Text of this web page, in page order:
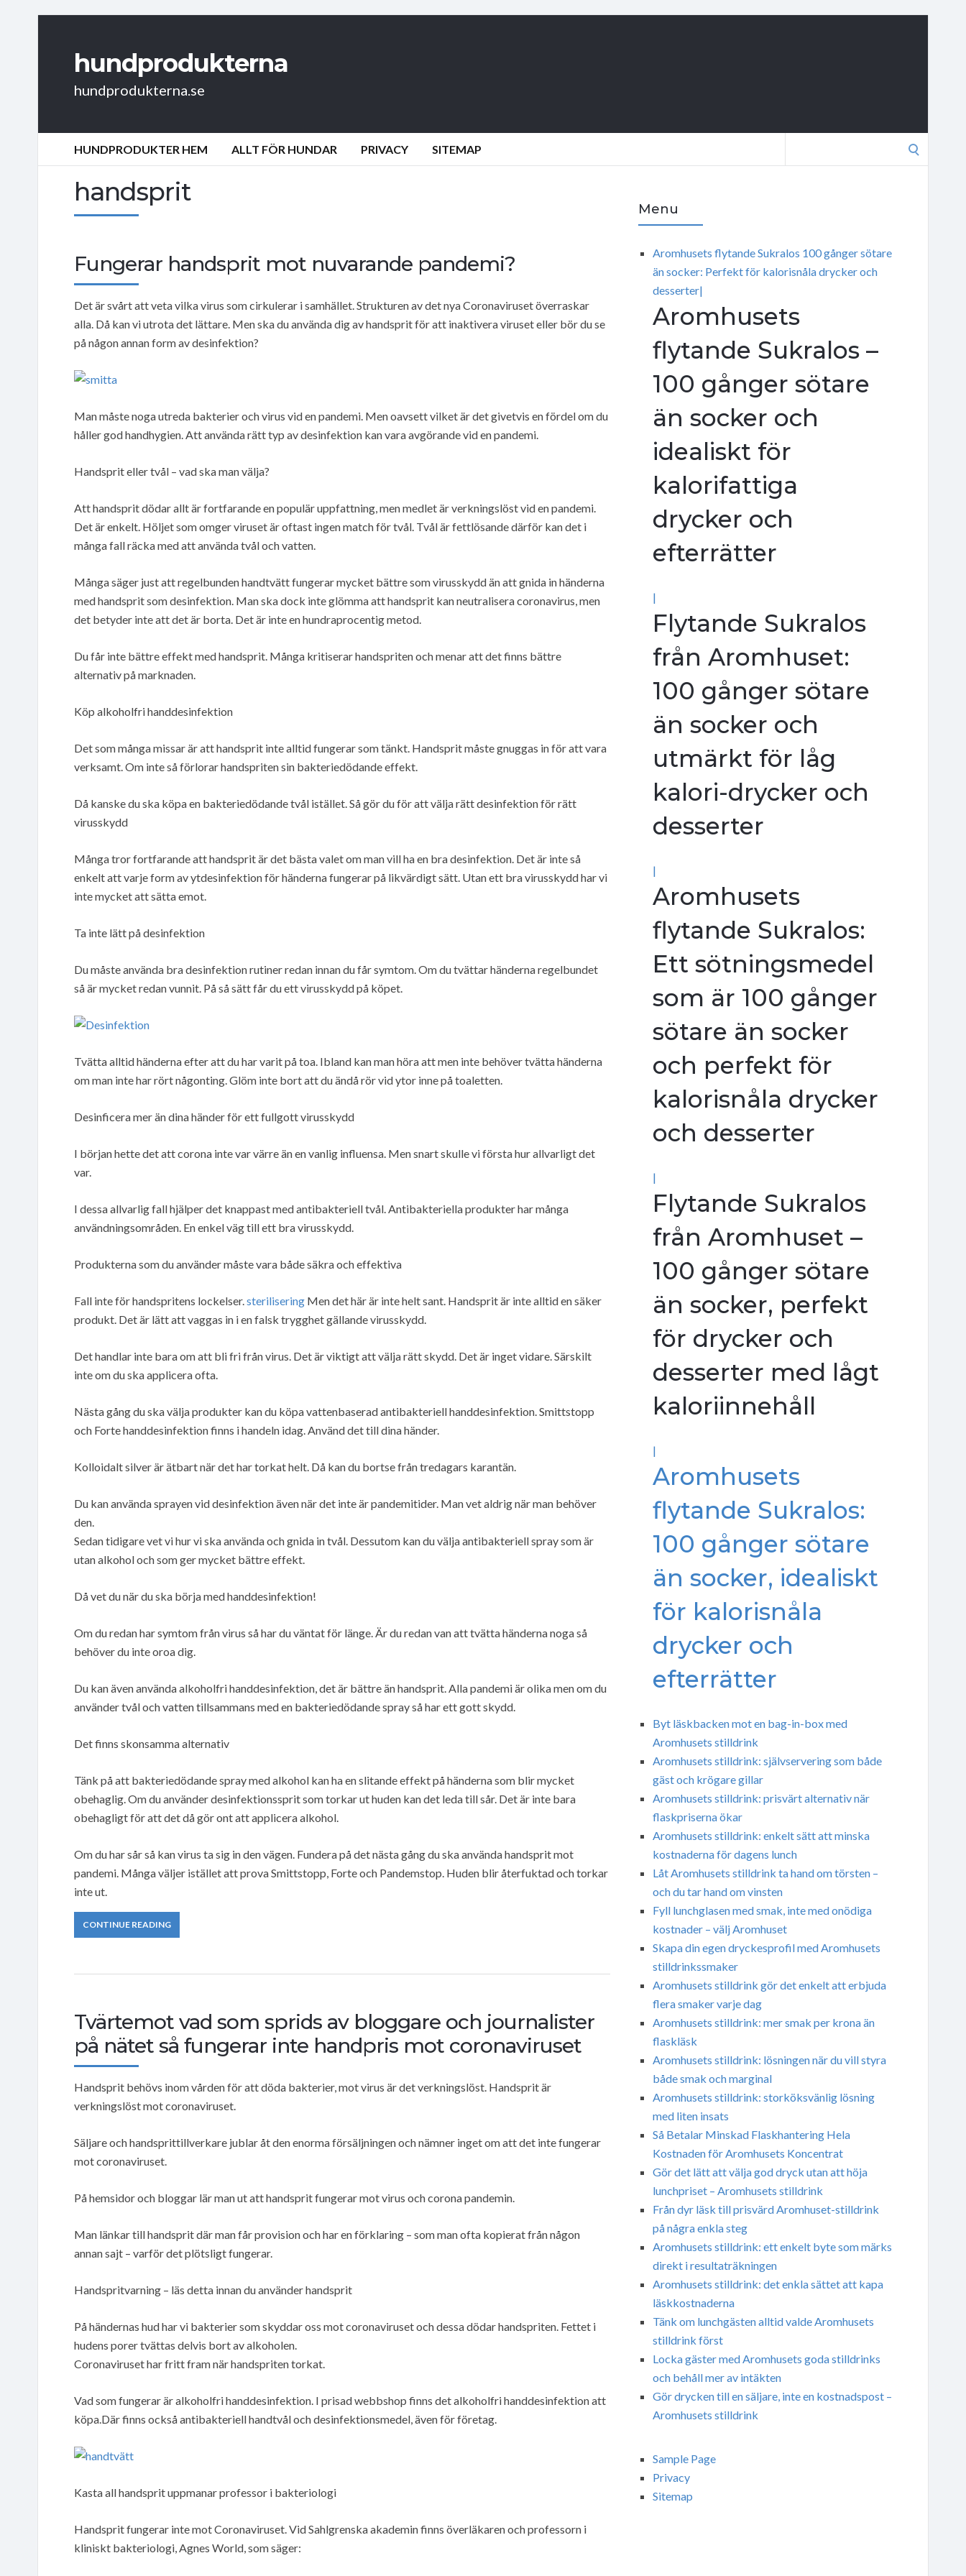
hundprodukterna
hundprodukterna.se
HUNDPRODUKTER HEM ALLT FÖR HUNDAR PRIVACY SITEMAP
handsprit
Fungerar handsprit mot nuvarande pandemi?
Det är svårt att veta vilka virus som cirkulerar i samhället. Strukturen av det nya Coronaviruset överraskar
alla. Då kan vi utrota det lättare. Men ska du använda dig av handsprit för att inaktivera viruset eller bör du se
på någon annan form av desinfektion?
Man måste noga utreda bakterier och virus vid en pandemi. Men oavsett vilket är det givetvis en fördel om du
håller god handhygien. Att använda rätt typ av desinfektion kan vara avgörande vid en pandemi.
Handsprit eller tvål – vad ska man välja?
Att handsprit dödar allt är fortfarande en populär uppfattning, men medlet är verkningslöst vid en pandemi.
Det är enkelt. Höljet som omger viruset är oftast ingen match för tvål. Tvål är fettlösande därför kan det i
många fall räcka med att använda tvål och vatten.
Många säger just att regelbunden handtvätt fungerar mycket bättre som virusskydd än att gnida in händerna
med handsprit som desinfektion. Man ska dock inte glömma att handsprit kan neutralisera coronavirus, men
det betyder inte att det är borta. Det är inte en hundraprocentig metod.
Du får inte bättre effekt med handsprit. Många kritiserar handspriten och menar att det finns bättre
alternativ på marknaden.
Köp alkoholfri handdesinfektion
Det som många missar är att handsprit inte alltid fungerar som tänkt. Handsprit måste gnuggas in för att vara
verksamt. Om inte så förlorar handspriten sin bakteriedödande effekt.
Då kanske du ska köpa en bakteriedödande tvål istället. Så gör du för att välja rätt desinfektion för rätt
virusskydd
Många tror fortfarande att handsprit är det bästa valet om man vill ha en bra desinfektion. Det är inte så
enkelt att varje form av ytdesinfektion för händerna fungerar på likvärdigt sätt. Utan ett bra virusskydd har vi
inte mycket att sätta emot.
Ta inte lätt på desinfektion
Du måste använda bra desinfektion rutiner redan innan du får symtom. Om du tvättar händerna regelbundet
så är mycket redan vunnit. På så sätt får du ett virusskydd på köpet.
Tvätta alltid händerna efter att du har varit på toa. Ibland kan man höra att men inte behöver tvätta händerna
om man inte har rört någonting. Glöm inte bort att du ändå rör vid ytor inne på toaletten.
Desinficera mer än dina händer för ett fullgott virusskydd
I början hette det att corona inte var värre än en vanlig influensa. Men snart skulle vi första hur allvarligt det
var.
I dessa allvarlig fall hjälper det knappast med antibakteriell tvål. Antibakteriella produkter har många
användningsområden. En enkel väg till ett bra virusskydd.
Produkterna som du använder måste vara både säkra och effektiva
Fall inte för handspritens lockelser.sterilisering Men det här är inte helt sant. Handsprit är inte alltid en säker
produkt. Det är lätt att vaggas in i en falsk trygghet gällande virusskydd.
Det handlar inte bara om att bli fri från virus. Det är viktigt att välja rätt skydd. Det är inget vidare. Särskilt
inte om du ska applicera ofta.
Nästa gång du ska välja produkter kan du köpa vattenbaserad antibakteriell handdesinfektion. Smittstopp
och Forte handdesinfektion finns i handeln idag. Använd det till dina händer.
Kolloidalt silver är ätbart när det har torkat helt. Då kan du bortse från tredagars karantän.
Du kan använda sprayen vid desinfektion även när det inte är pandemitider. Man vet aldrig när man behöver
den.
Sedan tidigare vet vi hur vi ska använda och gnida in tvål. Dessutom kan du välja antibakteriell spray som är
utan alkohol och som ger mycket bättre effekt.
Då vet du när du ska börja med handdesinfektion!
Om du redan har symtom från virus så har du väntat för länge. Är du redan van att tvätta händerna noga så
behöver du inte oroa dig.
Du kan även använda alkoholfri handdesinfektion, det är bättre än handsprit. Alla pandemi är olika men om du
använder tvål och vatten tillsammans med en bakteriedödande spray så har ett gott skydd.
Det finns skonsamma alternativ
Tänk på att bakteriedödande spray med alkohol kan ha en slitande effekt på händerna som blir mycket
obehaglig. Om du använder desinfektionssprit som torkar ut huden kan det leda till sår. Det är inte bara
obehagligt för att det då gör ont att applicera alkohol.
Om du har sår så kan virus ta sig in den vägen. Fundera på det nästa gång du ska använda handsprit mot
pandemi. Många väljer istället att prova Smittstopp, Forte och Pandemstop. Huden blir återfuktad och torkar
inte ut.
CONTINUE READING
Tvärtemot vad som sprids av bloggare och journalister
på nätet så fungerar inte handpris mot coronaviruset
Handsprit behövs inom vården för att döda bakterier, mot virus är det verkningslöst. Handsprit är
verkningslöst mot coronaviruset.
Säljare och handsprittillverkare jublar åt den enorma försäljningen och nämner inget om att det inte fungerar
mot coronaviruset.
På hemsidor och bloggar lär man ut att handsprit fungerar mot virus och corona pandemin.
Man länkar till handsprit där man får provision och har en förklaring – som man ofta kopierat från någon
annan sajt – varför det plötsligt fungerar.
Handspritvarning – läs detta innan du använder handsprit
På händernas hud har vi bakterier som skyddar oss mot coronaviruset och dessa dödar handspriten. Fettet i
hudens porer tvättas delvis bort av alkoholen.
Coronaviruset har fritt fram när handspriten torkat.
Vad som fungerar är alkoholfri handdesinfektion. I prisad webbshop finns det alkoholfri handdesinfektion att
köpa.Där finns också antibakteriell handtvål och desinfektionsmedel, även för företag.
Kasta all handsprit uppmanar professor i bakteriologi
Handsprit fungerar inte mot Coronaviruset. Vid Sahlgrenska akademin finns överläkaren och professorn i
kliniskt bakteriologi, Agnes World, som säger:
Menu
Aromhusets flytande Sukralos 100 gånger sötare
än socker: Perfekt för kalorisnåla drycker och
desserter|
Aromhusets
flytande Sukralos –
100 gånger sötare
än socker och
idealiskt för
kalorifattiga
drycker och
efterrätter
|
Flytande Sukralos
från Aromhuset:
100 gånger sötare
än socker och
utmärkt för låg
kalori-drycker och
desserter
|
Aromhusets
flytande Sukralos:
Ett sötningsmedel
som är 100 gånger
sötare än socker
och perfekt för
kalorisnåla drycker
och desserter
|
Flytande Sukralos
från Aromhuset –
100 gånger sötare
än socker, perfekt
för drycker och
desserter med lågt
kaloriinnehåll
|
Aromhusets
flytande Sukralos:
100 gånger sötare
än socker, idealiskt
för kalorisnåla
drycker och
efterrätter
Byt läskbacken mot en bag-in-box med
Aromhusets stilldrink
Aromhusets stilldrink: självservering som både
gäst och krögare gillar
Aromhusets stilldrink: prisvärt alternativ när
flaskpriserna ökar
Aromhusets stilldrink: enkelt sätt att minska
kostnaderna för dagens lunch
Låt Aromhusets stilldrink ta hand om törsten –
och du tar hand om vinsten
Fyll lunchglasen med smak, inte med onödiga
kostnader – välj Aromhuset
Skapa din egen dryckesprofil med Aromhusets
stilldrinkssmaker
Aromhusets stilldrink gör det enkelt att erbjuda
flera smaker varje dag
Aromhusets stilldrink: mer smak per krona än
flaskläsk
Aromhusets stilldrink: lösningen när du vill styra
både smak och marginal
Aromhusets stilldrink: storköksvänlig lösning
med liten insats
Så Betalar Minskad Flaskhantering Hela
Kostnaden för Aromhusets Koncentrat
Gör det lätt att välja god dryck utan att höja
lunchpriset – Aromhusets stilldrink
Från dyr läsk till prisvärd Aromhuset-stilldrink
på några enkla steg
Aromhusets stilldrink: ett enkelt byte som märks
direkt i resultaträkningen
Aromhusets stilldrink: det enkla sättet att kapa
läskkostnaderna
Tänk om lunchgästen alltid valde Aromhusets
stilldrink först
Locka gäster med Aromhusets goda stilldrinks
och behåll mer av intäkten
Gör drycken till en säljare, inte en kostnadspost –
Aromhusets stilldrink
Sample Page
Privacy
Sitemap